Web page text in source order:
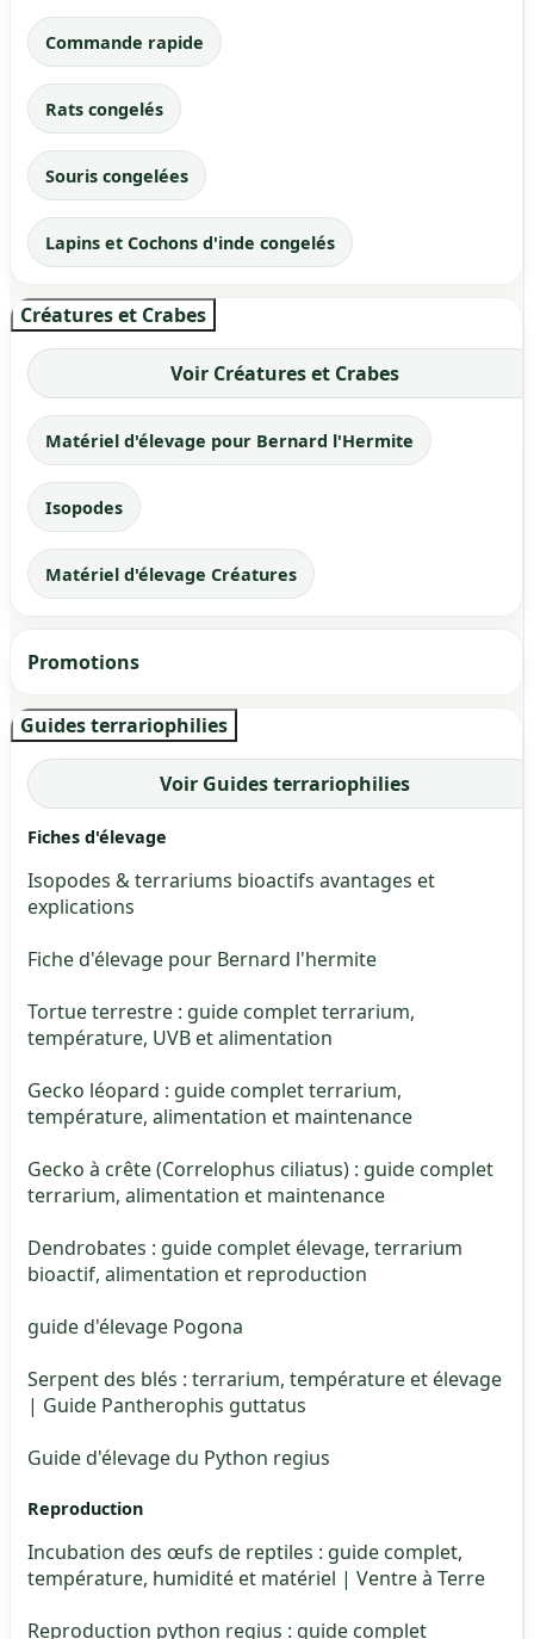
Commande rapide
Rats congelés
Souris congelées
Lapins et Cochons d'inde congelés
Créatures et Crabes
Voir Créatures et Crabes
Matériel d'élevage pour Bernard l'Hermite
Isopodes
Matériel d'élevage Créatures
Promotions
Guides terrariophilies
Voir Guides terrariophilies
Fiches d'élevage
Isopodes & terrariums bioactifs avantages et
explications
Fiche d'élevage pour Bernard l'hermite
Tortue terrestre : guide complet terrarium,
température, UVB et alimentation
Gecko léopard : guide complet terrarium,
température, alimentation et maintenance
Gecko à crête (Correlophus ciliatus) : guide complet
terrarium, alimentation et maintenance
Dendrobates : guide complet élevage, terrarium
bioactif, alimentation et reproduction
guide d'élevage Pogona
Serpent des blés : terrarium, température et élevage
| Guide Pantherophis guttatus
Guide d'élevage du Python regius
Reproduction
Incubation des œufs de reptiles : guide complet,
température, humidité et matériel | Ventre à Terre
Reproduction python regius : guide complet